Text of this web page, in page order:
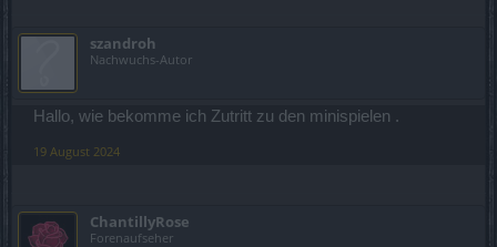
szandroh
Nachwuchs-Autor
Hallo, wie bekomme ich Zutritt zu den minispielen .
19 August 2024
ChantillyRose
Forenaufseher